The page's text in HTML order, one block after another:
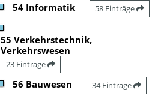
54 Informatik 58 Einträge
55 Verkehrstechnik,
Verkehrswesen
23 Einträge
56 Bauwesen 34 Einträge